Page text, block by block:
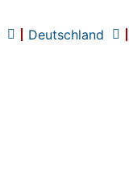
Deutschland